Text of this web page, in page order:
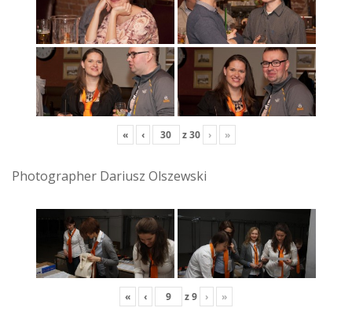
« ‹ z30 › »
Photographer Dariusz Olszewski
« ‹ z9 › »